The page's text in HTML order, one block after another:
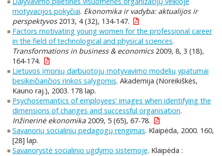
motyvacijos pokyčiai. Ekonomika ir vadyba: aktualijos ir
perspektyvos2013, 4 (32), 134-147.
Factors motivating young women for the professional career
in the field of technological and physical sciences.
Transformations in business & economics2009, 8, 3 (18),
164-174.
Lietuvos įmonių darbuotojų motyvavimo modelių ypatumai
besikeičiančios rinkos sąlygomis. Akademija (Noreikiškės,
Kauno raj.), 2003. 178 lap.
Psychosemantics of employees' images when identifying the
dimensions of changes and successful organisation.
Inžinerinė ekonomika2009, 5 (65), 67-78.
Savanorių socialinių pedagogų rengimas. Klaipėda, 2000. 160,
[28] lap.
Savanorystė socialinio ugdymo sistemoje. Klaipėda :